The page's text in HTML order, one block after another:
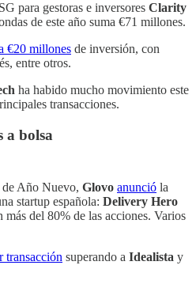
para gestoras e inversores Clarity
de este año suma €71 millones.
€20 millones de inversión, con
entre otros.
ha habido mucho movimiento este
transacciones.
a bolsa
de Año Nuevo, Glovo anunció la
startup española: Delivery Hero
más del 80% de las acciones. Varios
transacción superando a Idealista y